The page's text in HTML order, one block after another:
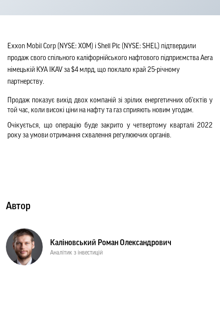
Exxon Mobil Corp (NYSE: XOM) і Shell Plc (NYSE: SHEL) підтвердили
продаж свого спільного каліфорнійського нафтового підприємства Aera
німецькій КУА IKAV за $4 млрд, що поклало край 25-річному
партнерству.
Продаж показує вихід двох компаній зі зрілих енергетичних об'єктів у
той час, коли високі ціни на нафту та газ сприяють новим угодам.
Очікується, що операцію буде закрито у четвертому кварталі 2022
року за умови отримання схвалення регулюючих органів.
Автор
Каліновський Роман Олександрович
Аналітик з інвестицій